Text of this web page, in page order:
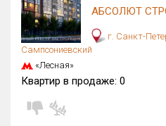
АБСОЛЮТ
г. Санкт-
Сампсониевский
«Лесная»
Квартир в продаже: 0